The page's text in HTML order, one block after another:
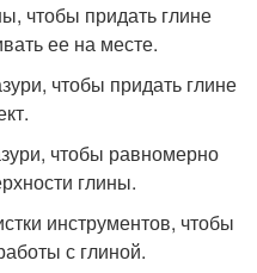
чтобы придать глине
ее на месте.
чтобы придать глине
чтобы равномерно
глины.
инструментов, чтобы
с глиной.